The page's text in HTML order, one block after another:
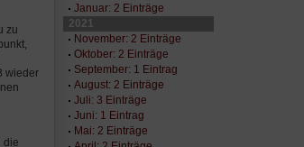
Januar: 2 Einträge
2021
November: 2 Einträge
Oktober: 2 Einträge
September: 1 Eintrag
August: 2 Einträge
Juli: 3 Einträge
Juni: 1 Eintrag
Mai: 2 Einträge
zu
wieder
die